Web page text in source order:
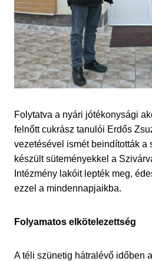
Folytatva a nyári jótékonysági
felnőtt cukrász tanulói Erdős
vezetésével ismét beindították a
készült süteményekkel a
Intézmény lakóit lepték meg,
ezzel a mindennapjaikba.
Folyamatos elkötelezettség
A téli szünetig hátralévő időben